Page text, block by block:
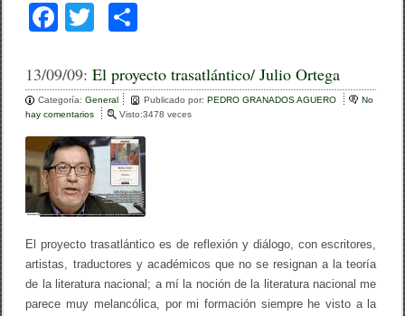
F
c
e
b
o
o
k
tt
er
m
p
ar
tir
13/09/09:El proyecto trasatlántico/ Julio Ortega
Categoría:General Publicado por:PEDRO GRANADOS AGUERO
No
hay comentarios
E
l
p
o
y
c
t
r
Visto:3478 veces
El proyecto trasatlántico es de reflexión y diálogo, con escritores,
artistas, traductores y académicos que no se resignan a la teoría
de la literatura nacional; a mí la noción de la literatura nacional me
parece muy melancólica, por mi formación siempre he visto a la